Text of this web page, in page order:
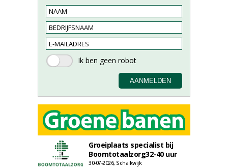
Groeiplaats specialist bij
Boomtotaalzorg32-40 uur
30-07-2026, Schalkwijk